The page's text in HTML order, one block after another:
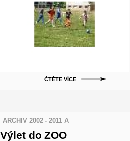
ČTĚTE VÍCE
ARCHIV 2002 - 2011 A
Výlet do ZOO